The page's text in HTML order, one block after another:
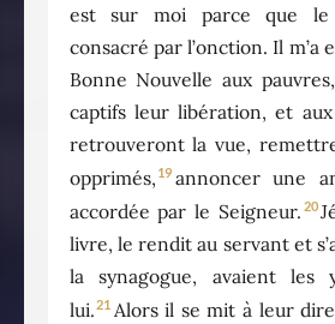
est sur moi parce que le
consacré par l’onction. Il m’a
Bonne Nouvelle aux
captifs leur libération, et aux
retrouveront la vue,
opprimés, 19 annoncer une
accordée par le Seigneur. 20
livre, le rendit au servant et
la synagogue, avaient les
lui.21 Alors il se mit à leur